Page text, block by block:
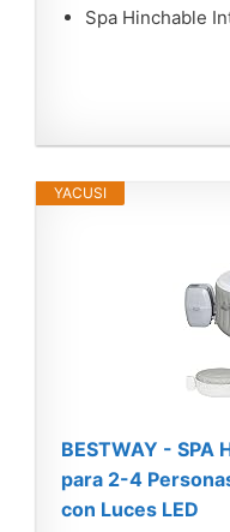
Spa Hinchable
YACUSI
BESTWAY - SPA
para 2-4
con Luces LED